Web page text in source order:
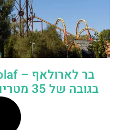
בגובה של 35 מטרים בפארק אסטריקס